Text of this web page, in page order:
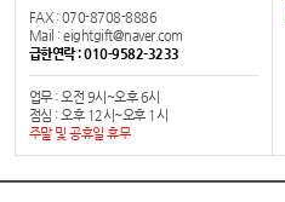
FAX : 070-8708-8886
Mail : eightgift@naver.com
급한연락 : 010-9582-3233
업무 : 오전 9시~오후 6시
점심 : 오후 12시~오후 1시
주말 및 공휴일 휴무